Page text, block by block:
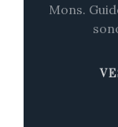
Mons.